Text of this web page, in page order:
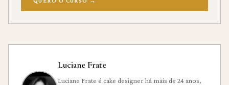
Luciane Frate
Luciane Frate é cake designer há mais de 24 anos,